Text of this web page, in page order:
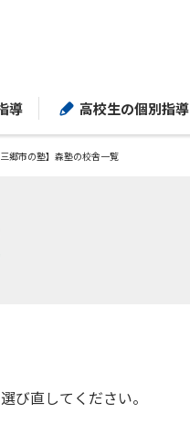
導 高校生の個別指導
三郷市の塾】森塾の校舎一覧
び直してください。